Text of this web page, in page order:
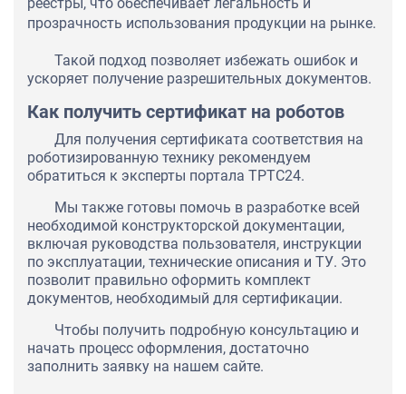
прозрачность использования продукции на рынке.
Такой подход позволяет избежать ошибок и
ускоряет получение разрешительных документов.
Как получить сертификат на роботов
Для получения сертификата соответствия на
роботизированную технику рекомендуем
обратиться к эксперты портала ТРТС24.
Мы также готовы помочь в разработке всей
необходимой конструкторской документации,
включая руководства пользователя, инструкции
по эксплуатации, технические описания и ТУ. Это
позволит правильно оформить комплект
документов, необходимый для сертификации.
Чтобы получить подробную консультацию и
начать процесс оформления, достаточно
заполнить заявку на нашем сайте.